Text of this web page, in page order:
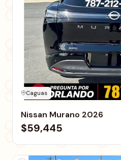
Caguas
Nissan Murano 2026
$59,445